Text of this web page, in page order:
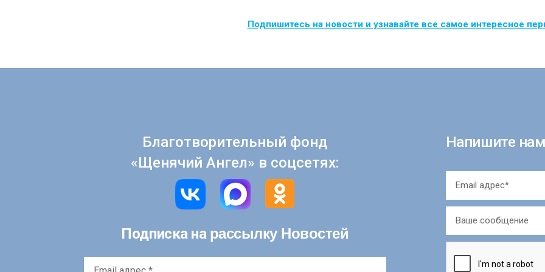
Подпишитесь на новости и узнавайте все самое интересное
Благотворительный фонд
«Щенячий Ангел» в соцсетях:
Подписка на рассылку Новостей
Напишите